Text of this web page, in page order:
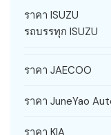
ราคา ISUZU
รถบรรทุก ISUZU
ราคา JAECOO
ราคา JuneYao